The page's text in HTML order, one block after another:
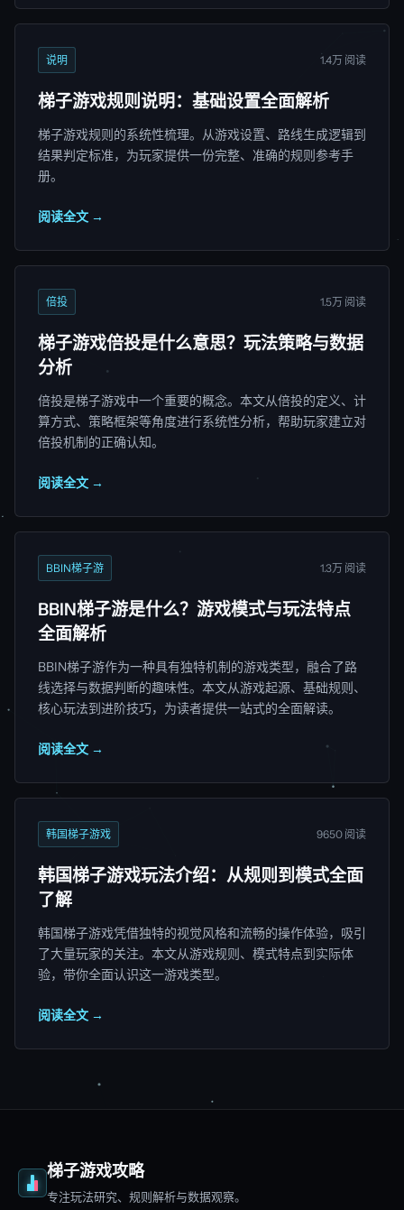
说明 1.4万 阅读
梯子游戏规则说明：基础设置全面解析
梯子游戏规则的系统性梳理。从游戏设置、路线生成逻辑到
结果判定标准，为玩家提供一份完整、准确的规则参考手
册。
阅读全文 →
倍投 1.5万 阅读
梯子游戏倍投是什么意思？玩法策略与数据
分析
倍投是梯子游戏中一个重要的概念。本文从倍投的定义、计
算方式、策略框架等角度进行系统性分析，帮助玩家建立对
倍投机制的正确认知。
阅读全文 →
BBIN梯子游 1.3万 阅读
BBIN梯子游是什么？游戏模式与玩法特点
全面解析
BBIN梯子游作为一种具有独特机制的游戏类型，融合了路
线选择与数据判断的趣味性。本文从游戏起源、基础规则、
核心玩法到进阶技巧，为读者提供一站式的全面解读。
阅读全文 →
韩国梯子游戏 9650 阅读
韩国梯子游戏玩法介绍：从规则到模式全面
了解
韩国梯子游戏凭借独特的视觉风格和流畅的操作体验，吸引
了大量玩家的关注。本文从游戏规则、模式特点到实际体
验，带你全面认识这一游戏类型。
阅读全文 →
梯子游戏攻略
专注玩法研究、规则解析与数据观察。